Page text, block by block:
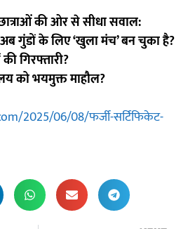
की ओर से सीधा सवाल:
अब गुंडों के लिए ‘खुला मंच’ बन चुका है?
गिरफ्तारी?
को भयमुक्त माहौल?
2025/06/08/फर्जी-सर्टिफिकेट-